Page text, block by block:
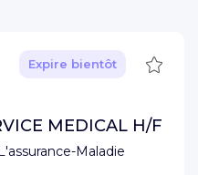
Maladie
Expire bientôt
MEDICAL H/F